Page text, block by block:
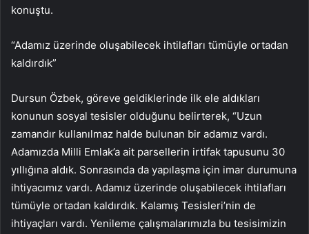
konuştu.
“Adamız üzerinde oluşabilecek ihtilafları tümüyle ortadan
kaldırdık”
Dursun Özbek, göreve geldiklerinde ilk ele aldıkları
konunun sosyal tesisler olduğunu belirterek, “Uzun
zamandır kullanılmaz halde bulunan bir adamız vardı.
Adamızda Milli Emlak’a ait parsellerin irtifak tapusunu 30
yıllığına aldık. Sonrasında da yapılaşma için imar durumuna
ihtiyacımız vardı. Adamız üzerinde oluşabilecek ihtilafları
tümüyle ortadan kaldırdık. Kalamış Tesisleri’nin de
ihtiyaçları vardı. Yenileme çalışmalarımızla bu tesisimizin